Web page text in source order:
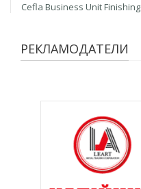
Cefla Business Unit Finishing
РЕКЛАМОДАТЕЛИ